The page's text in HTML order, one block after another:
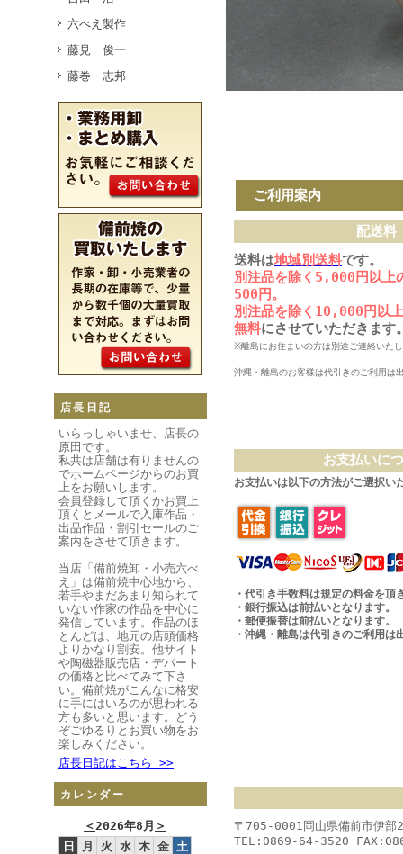
六べえ製作
藤見 俊一
藤巻 志邦
店長日記
いらっしゃいませ、店長の
原田です。
私共は店舗は有りませんの
でホームページからのお買
上をお願いします。
会員登録して頂くかお買上
頂くとメールで入庫作品・
出品作品・割引セールのご
案内をさせて頂きます。
当店「備前焼卸・小売六べ
え」は備前焼中心地から、
若手やまだあまり知られて
いない作家の作品を中心に
発信しています。作品のほ
とんどは、地元の店頭価格
よりかなり割安。他サイト
や陶磁器販売店・デパート
の価格と比べてみて下さ
い。備前焼がこんなに格安
に手にはいるのが思われる
方も多いと思います。どう
ぞごゆるりとお買い物をお
楽しみください。
店長日記はこちら >>
カレンダー
＜2026年8月 ＞
日
月 火 水 木 金 土
ご利用案内
配送料
送料は地域別送料です。
別注品を除く5,000円以上
500円。
別注品を除く10,000円以
無料にさせていただきます
※離島にお住まいの方は別途ご連絡いた
沖縄・離島のお客様は代引きのご利用は
お支払いに
お支払いは以下の方法がご選択い
・代引き手数料は規定の料金を頂
・銀行振込は前払いとなります。
・郵便振替は前払いとなります。
・沖縄・離島は代引きのご利用は
〒705-0001岡山県備前市伊
TEL:0869-64-3520